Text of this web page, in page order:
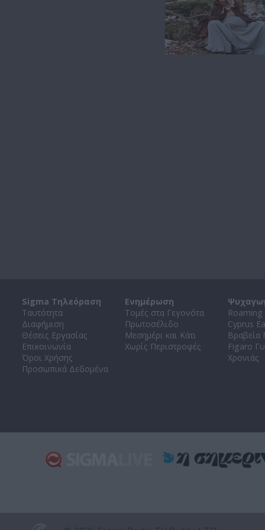
Sigma Τηλεόραση
Ταυτότητα
Διαφήμιση
Θέσεις Εργασίας
Επικοινωνία
Όροι Χρήσης
Προσωπικά Δεδομένα
Ενημέρωση
Τομές στα Γεγονότα
Πρωτοσέλιδο
Μεσημέρι και Κάτι
Χωρίς Περιστροφές
Roaming
Cyprus
Βραβεία
Figaro
Χρονιάς